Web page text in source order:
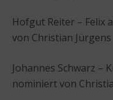
Hofgut Reiter – Felix
von Christian Jürgens
Johannes Schwarz –
nominiert von